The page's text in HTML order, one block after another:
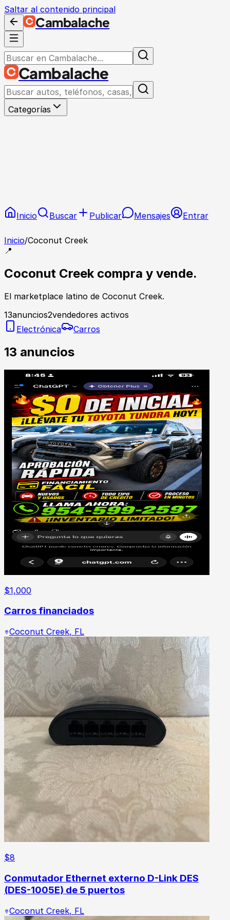
Saltar al contenido principal
Cambalache
Cambalache
Categorías
Inicio Buscar Publicar Mensajes Entrar
Inicio/Coconut Creek
📍
Coconut Creek compra y vende.
El marketplace latino de Coconut Creek.
13anuncios2vendedores activos
Electrónica
Carros
13 anuncios
$1,000
Carros financiados
Coconut Creek, FL
$8
Conmutador Ethernet externo D-Link DES
(DES-1005E) de 5 puertos
Coconut Creek, FL